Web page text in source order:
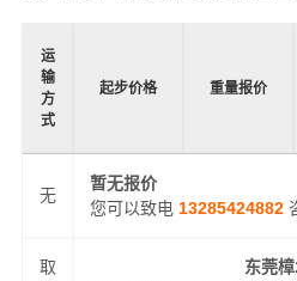
运
输
方
式
起步价格 重量报价
无
暂无报价
您可以致电 13285424882
取
东莞